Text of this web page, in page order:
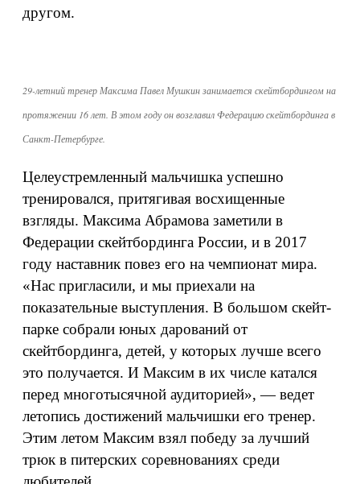
другом.
29-летний тренер Максима Павел Мушкин занимается скейтбордингом на
протяжении 16 лет. В этом году он возглавил Федерацию скейтбординга в
Санкт-Петербурге.
Целеустремленный мальчишка успешно
тренировался, притягивая восхищенные
взгляды. Максима Абрамова заметили в
Федерации скейтбординга России, и в 2017
году наставник повез его на чемпионат мира.
«Нас пригласили, и мы приехали на
показательные выступления. В большом скейт-
парке собрали юных дарований от
скейтбординга, детей, у которых лучше всего
это получается. И Максим в их числе катался
перед многотысячной аудиторией», — ведет
летопись достижений мальчишки его тренер.
Этим летом Максим взял победу за лучший
трюк в питерских соревнованиях среди